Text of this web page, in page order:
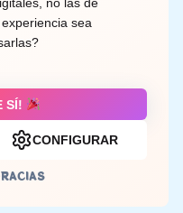
Fuente, 8 València
sea
SÍ!
CONFIGURAR